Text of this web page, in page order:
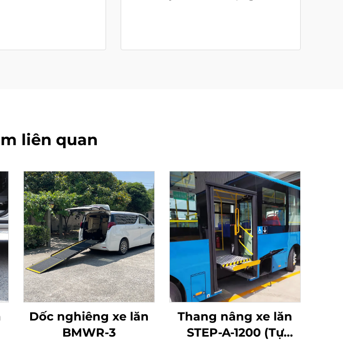
liên quan
Dốc nghiêng xe lăn
BMWR-3
Thang nâng xe lăn
STEP-A-1200 (Tự